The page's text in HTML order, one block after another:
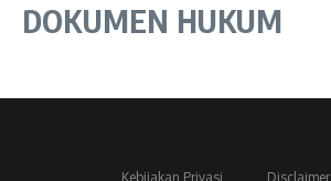
DOKUMEN HUKUM
Kebijakan Privasi
Disclaimer